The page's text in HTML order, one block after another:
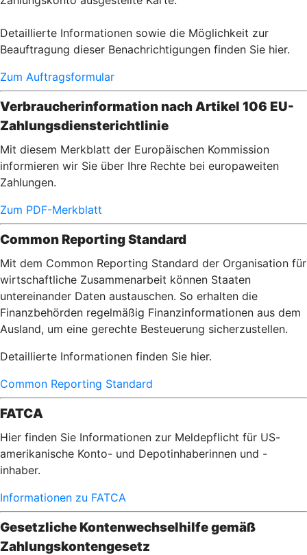
Detaillierte Informationen sowie die Möglichkeit zur
Beauftragung dieser Benachrichtigungen finden Sie hier.
Zum Auftragsformular
Verbraucherinformation nach Artikel 106 EU-
Zahlungsdiensterichtlinie
Mit diesem Merkblatt der Europäischen Kommission
informieren wir Sie über Ihre Rechte bei europaweiten
Zahlungen.
Zum PDF-Merkblatt
Common Reporting Standard
Mit dem Common Reporting Standard der Organisation für
wirtschaftliche Zusammenarbeit können Staaten
untereinander Daten austauschen. So erhalten die
Finanzbehörden regelmäßig Finanzinformationen aus dem
Ausland, um eine gerechte Besteuerung sicherzustellen.
Detaillierte Informationen finden Sie hier.
Common Reporting Standard
FATCA
Hier finden Sie Informationen zur Meldepflicht für US-
amerikanische Konto- und Depotinhaberinnen und -
inhaber.
Informationen zu FATCA
Gesetzliche Kontenwechselhilfe gemäß
Zahlungskontengesetz